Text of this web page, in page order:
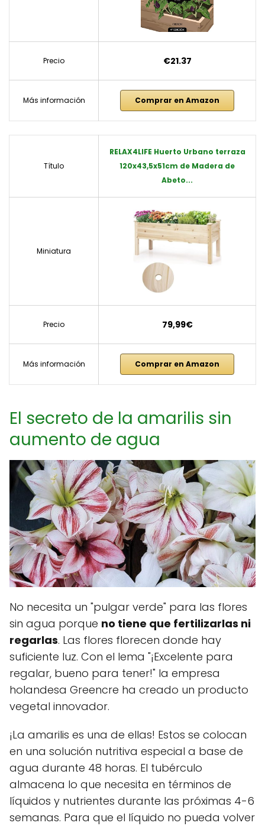
Precio €21.37
Más información Comprar en Amazon
Título
RELAX4LIFE Huerto Urbano terraza
120x43,5x51cm de Madera de
Abeto...
Miniatura
Precio 79,99€
Más información Comprar en Amazon
El secreto de la amarilis sin
aumento de agua
No necesita un "pulgar verde" para las flores
sin agua porque no tiene que fertilizarlas ni
regarlas. Las flores florecen donde hay
suficiente luz. Con el lema "¡Excelente para
regalar, bueno para tener!" la empresa
holandesa Greencre ha creado un producto
vegetal innovador.
¡La amarilis es una de ellas! Estos se colocan
en una solución nutritiva especial a base de
agua durante 48 horas. El tubérculo
almacena lo que necesita en términos de
líquidos y nutrientes durante las próximas 4-6
semanas. Para que el líquido no pueda volver